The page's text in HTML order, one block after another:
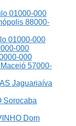
01000-000
88000-
01000-000
000
000
57000-
Jaguariaíva
Sorocaba
Dom